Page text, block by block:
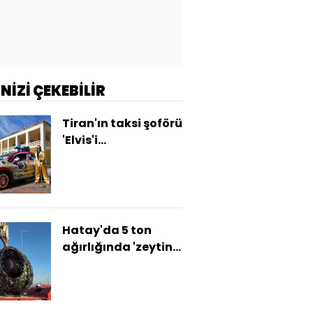
ÇEKEBİLİR
Tiran'ın taksi şoförü
'Elvis'i...
Hatay'da 5 ton
ağırlığında 'zeytin